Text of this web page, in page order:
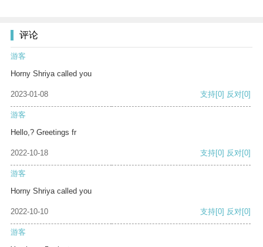
评论
游客
Horny Shriya called you
2023-01-08 支持[0] 反对[0]
游客
Hello,? Greetings fr
2022-10-18 支持[0] 反对[0]
游客
Horny Shriya called you
2022-10-10 支持[0] 反对[0]
游客